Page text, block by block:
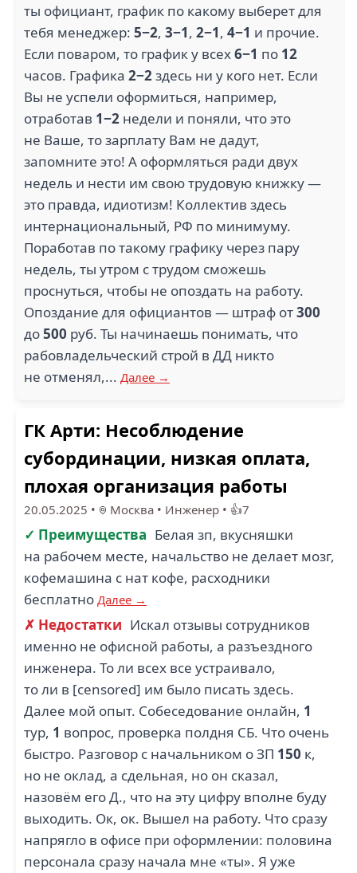
SUPERJOB (1) CLC (1)
РОСАТОМ (1)
3.9
SMINEX (1)
ВИД (1) САНТАЛЬ (1)
1
ССК ГАЗРЕГИОН (1) ДЖОН ДЖОЛИ (1)
1
ТРАНСПАК (1)
ты официант, график по какому выберет для
тебя менеджер: 5−2, 3−1, 2−1, 4−1 и прочие.
Если поваром, то график у всех6−1 по 12
часов. Графика 2−2здесь ни у кого нет. Если
Вы не успели оформиться, например,
отработав 1−2 недели и поняли, что это
не Ваше, то зарплату Вам не дадут,
запомните это! А оформляться ради двух
недель и нести им свою трудовую книжку —
это правда, идиотизм! Коллектив здесь
интернациональный, РФ по минимуму.
Поработав по такому графику через пару
недель, ты утром с трудом сможешь
проснуться, чтобы не опоздать на работу.
Опоздание для официантов — штраф от300
до500 руб. Ты начинаешь понимать, что
рабовладельческий строй в ДД никто
не отменял,... Далее →
ГК Арти: Несоблюдение
субординации, низкая оплата,
плохая организация работы
20.05.2025 • Москва • Инженер • 👍7
✓ Преимущества Белая зп, вкусняшки
на рабочем месте, начальство не делает мозг,
кофемашина с нат кофе, расходники
бесплатно Далее →
✗ Недостатки Искал отзывы сотрудников
именно не офисной работы, а разъездного
инженера. То ли всех все устраивало,
то ли в [censored] им было писать здесь.
Далее мой опыт. Собеседование онлайн, 1
тур, 1 вопрос, проверка полдня СБ. Что очень
быстро. Разговор с начальником о ЗП 150 к,
но не оклад, а сдельная, но он сказал,
назовём его Д., что на эту цифру вполне буду
выходить. Ок, ок. Вышел на работу. Что сразу
напрягло в офисе при оформлении: половина
персонала сразу начала мне «ты». Я уже